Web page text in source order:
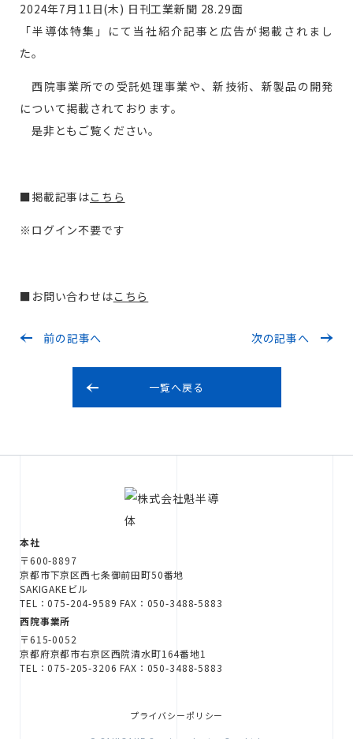
無料お見積り
2024年7月11日(木) 日刊工業新聞 28.29面
「半導体特集」にて当社紹介記事と広告が掲載されまし
た。
西院事業所での受託処理事業や、新技術、新製品の開発
について掲載されております。
是非ともご覧ください。
■掲載記事はこちら
※ログイン不要です
■お問い合わせはこちら
前の記事へ
一覧へ戻る
次の記事へ
本社
〒600-8897
京都市下京区西七条御前田町50番地
SAKIGAKEビル
TEL：075-204-9589 FAX：050-3488-5883
西院事業所
〒615-0052
京都府京都市右京区西院清水町164番地1
TEL：075-205-3206 FAX：050-3488-5883
プライバシーポリシー